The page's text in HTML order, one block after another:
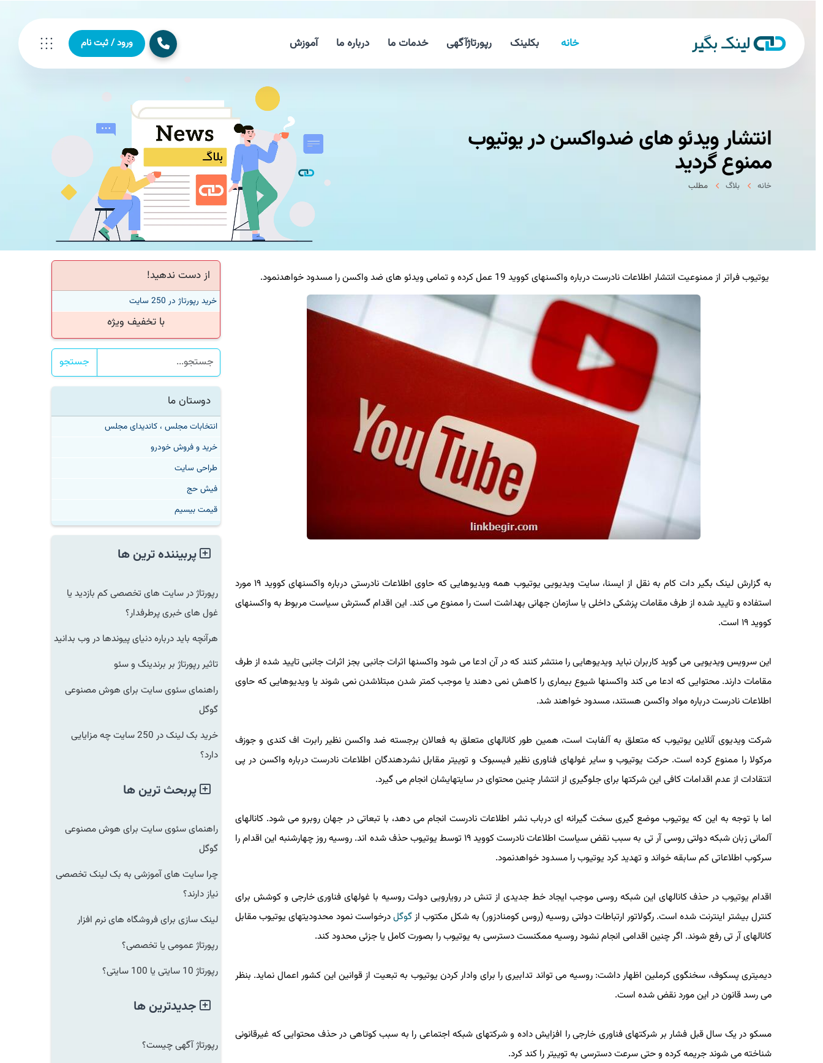
خانه بکلینک رپورتاژآگهی خدمات ما درباره ما آموزش ورود / ثبت نام
انتشار ویدئو های ضدواکسن در یوتیوب
ممنوع گردید
خانه بلاگ مطلب
یوتیوب فراتر از ممنوعیت انتشار اطلاعات نادرست درباره واکسنهای کووید 19 عمل کرده و تمامی ویدئو های ضد واکسن را مسدود خواهدنمود.
به گزارش لینک بگیر دات کام به نقل از ایسنا، سایت ویدیویی یوتیوب همه ویدیوهایی که حاوی اطلاعات نادرستی درباره واکسنهای کووید ۱۹ مورد
استفاده و تایید شده از طرف مقامات پزشکی داخلی یا سازمان جهانی بهداشت است را ممنوع می کند. این اقدام گسترش سیاست مربوط به واکسنهای
کووید ۱۹ است.
این سرویس ویدیویی می گوید کاربران نباید ویدیوهایی را منتشر کنند که در آن ادعا می شود واکسنها اثرات جانبی بجز اثرات جانبی تایید شده از طرف
مقامات دارند. محتوایی که ادعا می کند واکسنها شیوع بیماری را کاهش نمی دهند یا موجب کمتر شدن مبتلاشدن نمی شوند یا ویدیوهایی که حاوی
اطلاعات نادرست درباره مواد واکسن هستند، مسدود خواهند شد.
شرکت ویدیوی آنلاین یوتیوب که متعلق به آلفابت است، همین طور کانالهای متعلق به فعالان برجسته ضد واکسن نظیر رابرت اف کندی و جوزف
مرکولا را ممنوع کرده است. حرکت یوتیوب و سایر غولهای فناوری نظیر فیسبوک و توییتر مقابل نشردهندگان اطلاعات نادرست درباره واکسن در پی
انتقادات از عدم اقدامات کافی این شرکتها برای جلوگیری از انتشار چنین محتوای در سایتهایشان انجام می گیرد.
اما با توجه به این که یوتیوب موضع گیری سخت گیرانه ای درباب نشر اطلاعات نادرست انجام می دهد، با تبعاتی در جهان روبرو می شود. کانالهای
آلمانی زبان شبکه دولتی روسی آر تی به سبب نقض سیاست اطلاعات نادرست کووید ۱۹ توسط یوتیوب حذف شده اند. روسیه روز چهارشنبه این اقدام را
سرکوب اطلاعاتی کم سابقه خواند و تهدید کرد یوتیوب را مسدود خواهدنمود.
اقدام یوتیوب در حذف کانالهای این شبکه روسی موجب ایجاد خط جدیدی از تنش در رویارویی دولت روسیه با غولهای فناوری خارجی و کوشش برای
کنترل بیشتر اینترنت شده است. رگولاتور ارتباطات دولتی روسیه (روس کومنادزور) به شکل مکتوب از گوگلدرخواست نمود محدودیتهای یوتیوب مقابل
کانالهای آر تی رفع شوند. اگر چنین اقدامی انجام نشود روسیه ممکنست دسترسی به یوتیوب را بصورت کامل یا جزئی محدود کند.
دیمیتری پسکوف، سخنگوی کرملین اظهار داشت: روسیه می تواند تدابیری را برای وادار کردن یوتیوب به تبعیت از قوانین این کشور اعمال نماید. بنظر
می رسد قانون در این مورد نقض شده است.
مسکو در یک سال قبل فشار بر شرکتهای فناوری خارجی را افزایش داده و شرکتهای شبکه اجتماعی را به سبب کوتاهی در حذف محتوایی که غیرقانونی
شناخته می شوند جریمه کرده و حتی سرعت دسترسی به توییتر را کند کرد.
از دست ندهید!
خرید رپورتاژ در 250 سایت
با تخفیف ویژه
جستجو
دوستان ما
انتخابات مجلس ، کاندیدای مجلس
خرید و فروش خودرو
طراحی سایت
فیش حج
قیمت بیسیم
پربیننده ترین ها
رپورتاژ در سایت های تخصصی کم بازدید یا
غول های خبری پرطرفدار؟
هرآنچه باید درباره دنیای پیوندها در وب بدانید
تاثیر رپورتاژ بر برندینگ و سئو
راهنمای سئوی سایت برای هوش مصنوعی
گوگل
خرید بک لینک در 250 سایت چه مزایایی
دارد؟
پربحث ترین ها
راهنمای سئوی سایت برای هوش مصنوعی
گوگل
چرا سایت های آموزشی به بک لینک تخصصی
نیاز دارند؟
لینک سازی برای فروشگاه های نرم افزار
رپورتاژ عمومی یا تخصصی؟
رپورتاژ 10 سایتی یا 100 سایتی؟
جدیدترین ها
رپورتاژ آگهی چیست؟